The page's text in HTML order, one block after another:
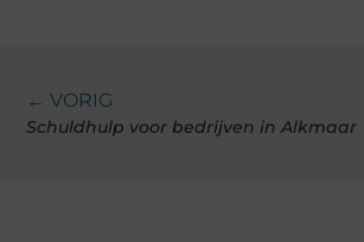
← VORIG
Schuldhulp voor bedrijven in Alkmaar